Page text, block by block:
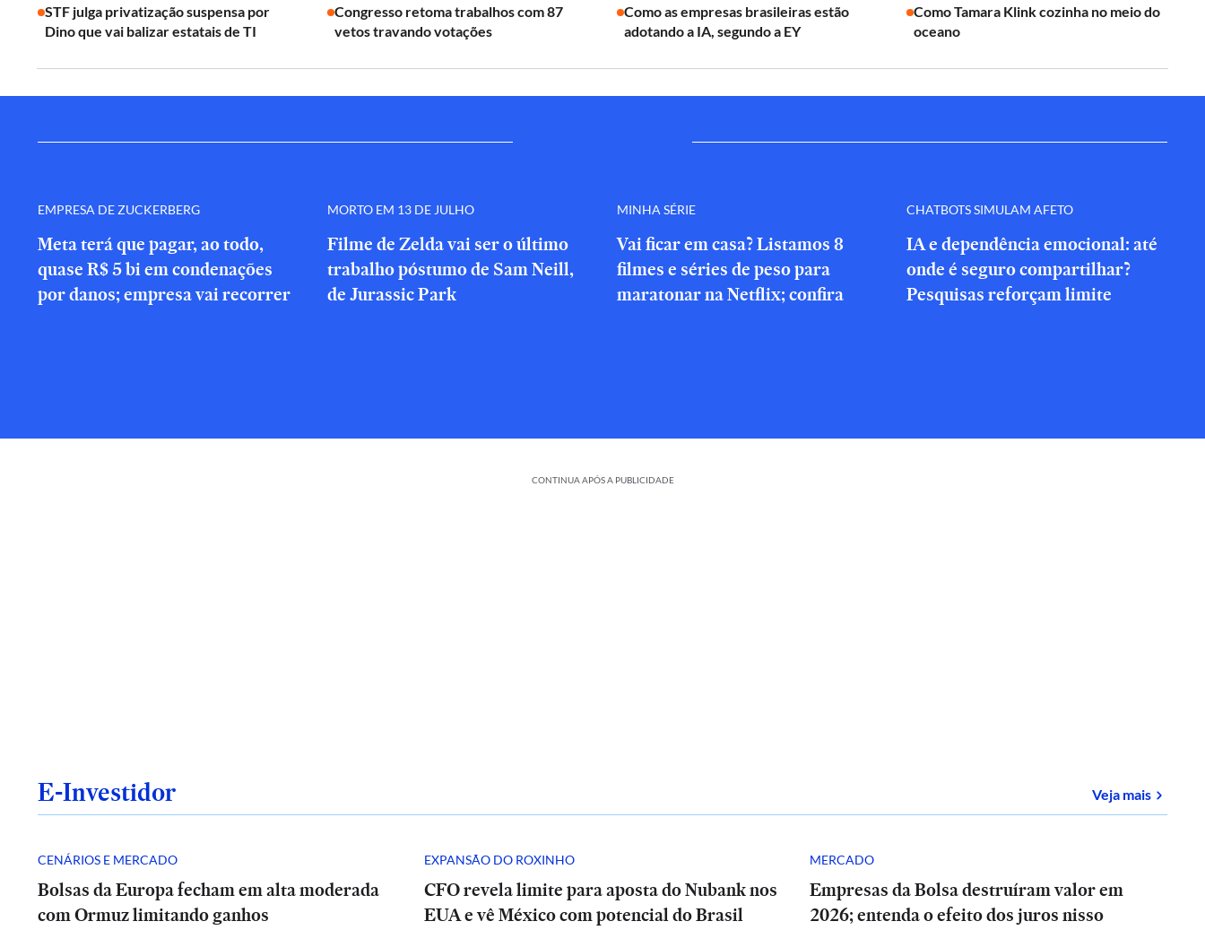
STF julga privatização suspensa por
Dino que vai balizar estatais de TI
Congresso retoma trabalhos com 87
vetos travando votações
Como as empresas brasileiras estão
adotando a IA, segundo a EY
Como Tamara Klink cozinha no meio do
oceano
EMPRESA DE ZUCKERBERG
Meta terá que pagar, ao todo,
quase R$ 5 bi em condenações
por danos; empresa vai recorrer
MORTO EM 13 DE JULHO
Filme de Zelda vai ser o último
trabalho póstumo de Sam Neill,
de Jurassic Park
MINHA SÉRIE
Vai ficar em casa? Listamos 8
filmes e séries de peso para
maratonar na Netflix; confira
CHATBOTS SIMULAM AFETO
IA e dependência emocional: até
onde é seguro compartilhar?
Pesquisas reforçam limite
CONTINUA APÓS A PUBLICIDADE
E-Investidor Veja mais sobre
CENÁRIOS E MERCADO
Bolsas da Europa fecham em alta moderada
com Ormuz limitando ganhos
EXPANSÃO DO ROXINHO
CFO revela limite para aposta do Nubank nos
EUA e vê México com potencial do Brasil
MERCADO
Empresas da Bolsa destruíram valor em
2026; entenda o efeito dos juros nisso